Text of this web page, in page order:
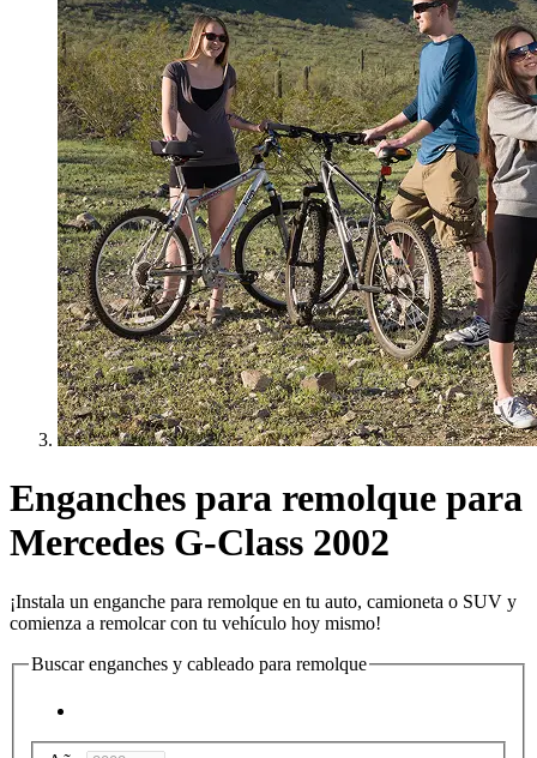
Enganches para remolque para
Mercedes G-Class 2002
¡Instala un enganche para remolque en tu auto, camioneta o SUV y
comienza a remolcar con tu vehículo hoy mismo!
Buscar enganches y cableado para remolque